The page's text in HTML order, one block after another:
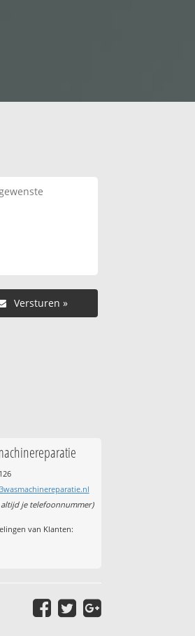
je telefoonnummer)
van Klanten: